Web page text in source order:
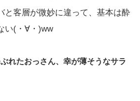
と客層が微妙に違って、基本は酔
い(・∀・)ww
れたおっさん、幸が薄そうなサラ